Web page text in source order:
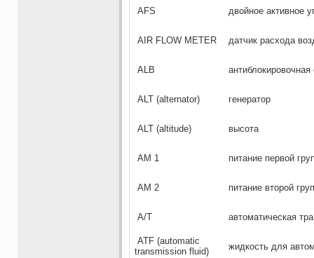
AFS двойное активное
AIR FLOW METER датчик расхода
ALB антиблокировочная
ALT (alternator) генератор
ALT (altitude) высота
AM 1 питание первой
AM 2 питание второй
А/Т автоматическая
ATF (automatic
transmission fluid)
жидкость для